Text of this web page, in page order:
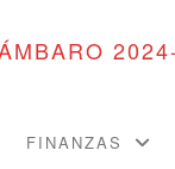
FINANZAS